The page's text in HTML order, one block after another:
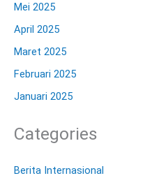
Mei 2025
April 2025
Maret 2025
Februari 2025
Januari 2025
Categories
Berita Internasional